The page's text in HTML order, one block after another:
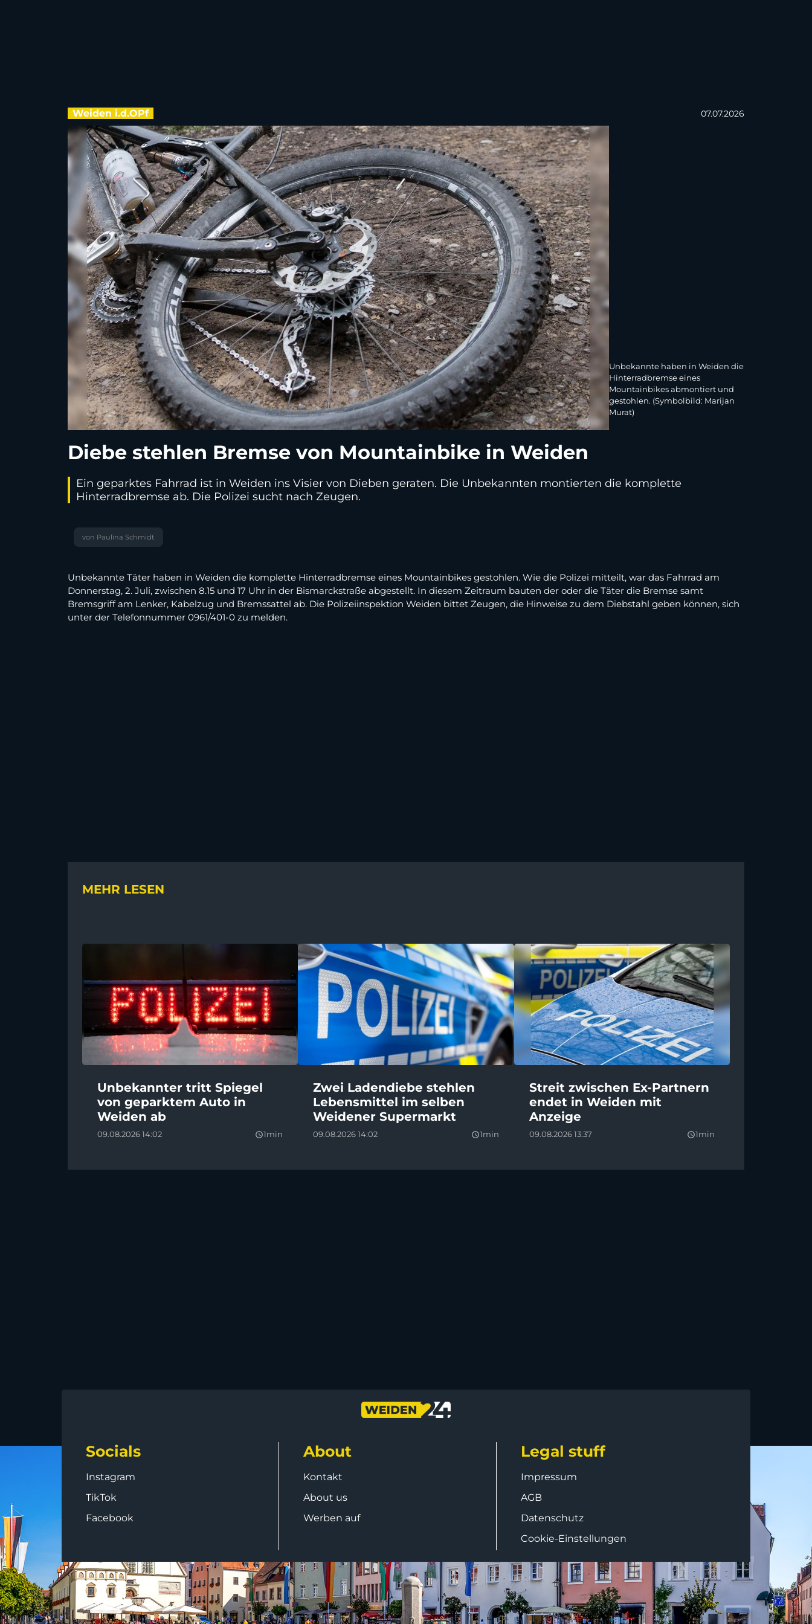
Weiden i.d.OPf 07.07.2026
Unbekannte haben in Weiden die
Hinterradbremse eines
Mountainbikes abmontiert und
gestohlen. (Symbolbild: Marijan
Murat)
Diebe stehlen Bremse von Mountainbike in Weiden
Ein geparktes Fahrrad ist in Weiden ins Visier von Dieben geraten. Die Unbekannten montierten die komplette
Hinterradbremse ab. Die Polizei sucht nach Zeugen.
von Paulina Schmidt
Unbekannte Täter haben in Weiden die komplette Hinterradbremse eines Mountainbikes gestohlen. Wie die Polizei mitteilt, war das Fahrrad am
Donnerstag, 2. Juli, zwischen 8.15 und 17 Uhr in der Bismarckstraße abgestellt. In diesem Zeitraum bauten der oder die Täter die Bremse samt
Bremsgriff am Lenker, Kabelzug und Bremssattel ab. Die Polizeiinspektion Weiden bittet Zeugen, die Hinweise zu dem Diebstahl geben können, sich
unter der Telefonnummer 0961/401-0 zu melden.
MEHR LESEN
Unbekannter tritt Spiegel
von geparktem Auto in
Weiden ab
09.08.2026 14:02 query_builder1min
Zwei Ladendiebe stehlen
Lebensmittel im selben
Weidener Supermarkt
09.08.2026 14:02 query_builder1min
Streit zwischen Ex-Partnern
endet in Weiden mit
Anzeige
09.08.2026 13:37 query_builder1min
Socials
Instagram
TikTok
Facebook
About
Kontakt
About us
Werben auf
Legal stuff
Impressum
AGB
Datenschutz
Cookie-Einstellungen